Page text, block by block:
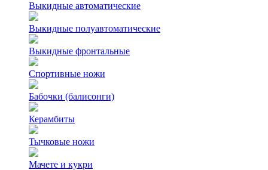
Выкидные автоматические
Выкидные полуавтоматические
Выкидные фронтальные
Спортивные ножи
Бабочки (балисонги)
Керамбиты
Тычковые ножи
Мачете и кукри